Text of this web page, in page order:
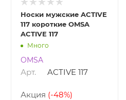
Носки мужские ACTIVE
117 короткие OMSA
ACTIVE 117
Много
OMSA
Арт. ACTIVE 117
Акция (-48%)